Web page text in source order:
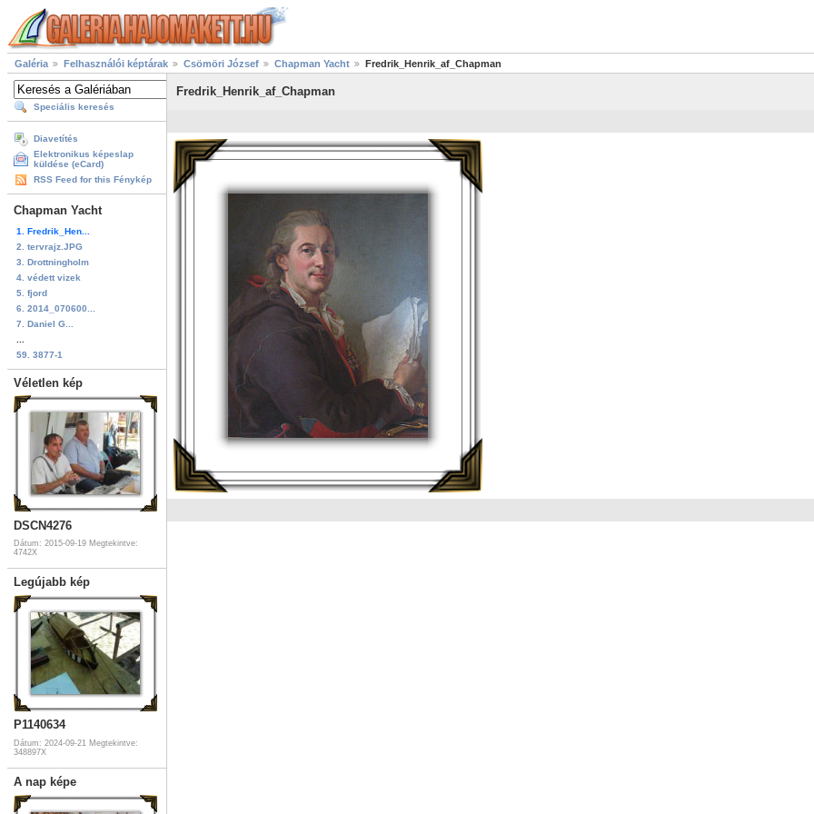
Galéria Felhasználói képtárak Csömöri József Chapman Yacht Fredrik_Henrik_af_Chapman
Speciális keresés
Diavetítés
Elektronikus képeslap
küldése (eCard)
RSS Feed for this Fénykép
Chapman Yacht
1. Fredrik_Hen...
2. tervrajz.JPG
3. Drottningholm
4. védett vizek
5. fjord
6. 2014_070600...
7. Daniel G...
59. 3877-1
Véletlen kép
DSCN4276
Dátum: 2015-09-19 Megtekintve:
4742X
Legújabb kép
P1140634
Dátum: 2024-09-21 Megtekintve:
348897X
A nap képe
Fredrik_Henrik_af_Chapman